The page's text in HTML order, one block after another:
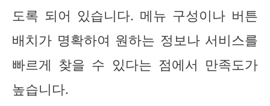
도록 되어 있습니다. 메뉴 구성이나 버튼
배치가 명확하여 원하는 정보나 서비스를
빠르게 찾을 수 있다는 점에서 만족도가
높습니다.